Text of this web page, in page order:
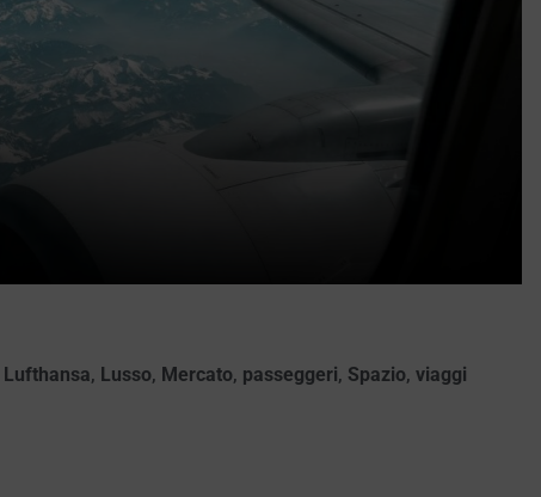
Lufthansa, Lusso, Mercato, passeggeri, Spazio, viaggi